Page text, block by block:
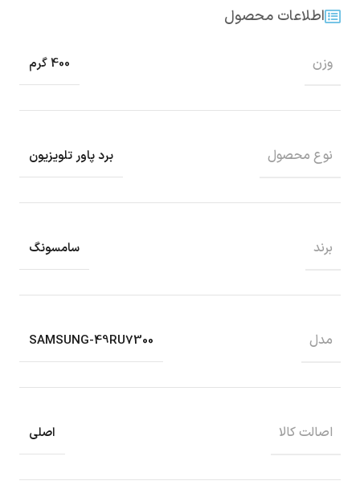
اطلاعات محصول
وزن 400 گرم
نوع محصول برد پاور تلویزیون
برند سامسونگ
مدل SAMSUNG-49RU7300
اصالت کالا اصلی